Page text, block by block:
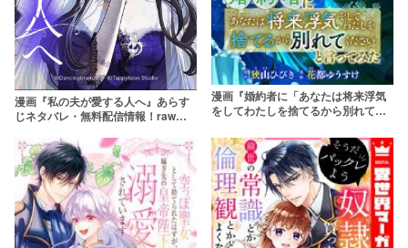
漫画『私の夫が愛する人へ』あらす
じネタバレ・無料配信情報！rawや
漫画『婚約者に「あなたは将来浮気
をしてわたしを捨てるから別れてく
報・あらすじネタバレ！rawやpdfで
読むのはやめよう